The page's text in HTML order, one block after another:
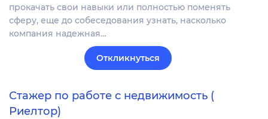
прокачать свои навыки или полностью поменять
сферу, еще до собеседования узнать, насколько
компания надежная…
Откликнуться
Стажер по работе с недвижимость (
Риелтор)